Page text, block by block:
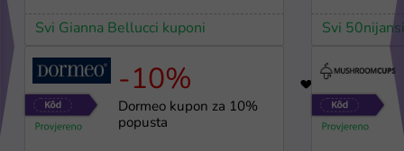
Svi Gianna Bellucci kuponi
-10%
Dormeo kupon za 10%
popusta
Svi